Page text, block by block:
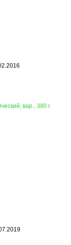
вар., 380 г